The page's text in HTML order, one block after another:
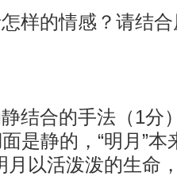
样的情感？请结
结合的手法（1分
是静的，“明月”
月以活泼泼的生命